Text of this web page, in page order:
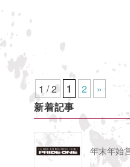
1 / 2 1 2
»
新着記事
年末年始